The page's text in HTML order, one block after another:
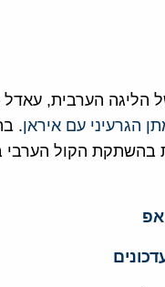
הליגה הערבית,
הגרעיני עם איראן
הקול הערבי